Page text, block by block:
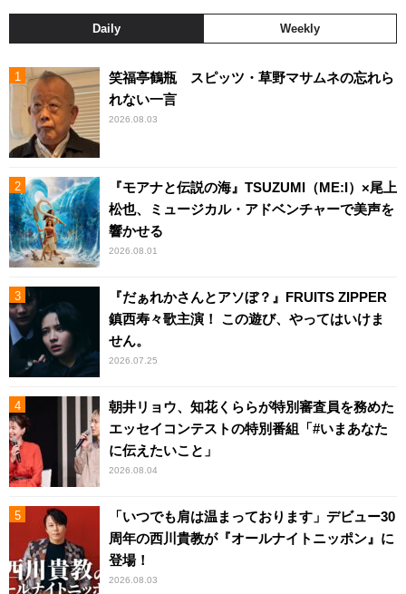
Daily Weekly
笑福亭鶴瓶 スピッツ・草野マサムネの忘れら
れない一言
2026.08.03
『モアナと伝説の海』TSUZUMI（ME:I）×尾上
松也、ミュージカル・アドベンチャーで美声を
響かせる
2026.08.01
『だぁれかさんとアソぼ？』FRUITS ZIPPER
鎮西寿々歌主演！ この遊び、やってはいけま
せん。
2026.07.25
朝井リョウ、知花くららが特別審査員を務めた
エッセイコンテストの特別番組「#いまあなた
に伝えたいこと」
2026.08.04
「いつでも肩は温まっております」デビュー30
周年の西川貴教が『オールナイトニッポン』に
登場！
2026.08.03